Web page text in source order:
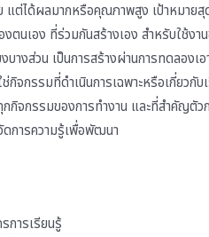
ต่ได้ผลมากหรือคุณภาพสูง เป้าหมายสุ
ตนเอง ที่ร่วมกันสร้างเอง สำหรับใช้งา
บางส่วน เป็นการสร้างผ่านการทดลอง
กิจกรรมที่ดำเนินการเฉพาะหรือเกี่ยว
กิจกรรมของการทำงาน และที่สำคัญตัว
ดการความรู้เพื่อพัฒนา
การเรียนรู้